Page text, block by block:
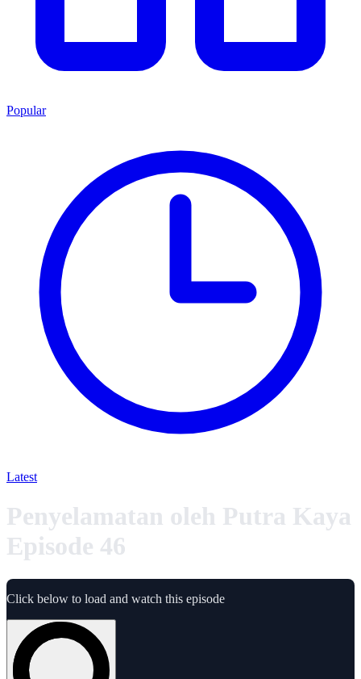
Popular
Latest
Penyelamatan oleh Putra Kaya
Episode 46
Click below to load and watch this episode